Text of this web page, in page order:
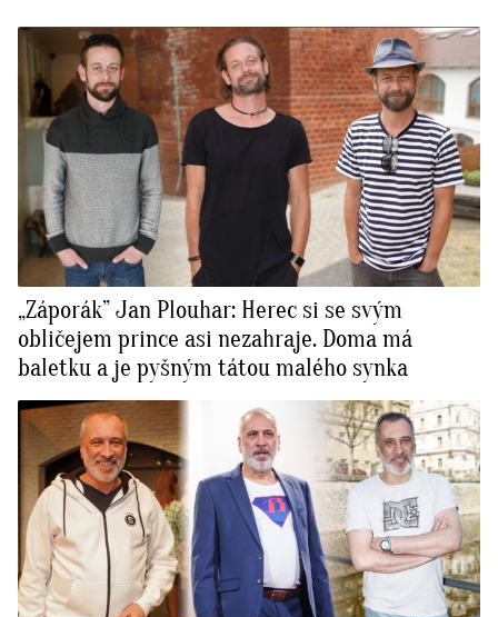
„Záporák” Jan Plouhar: Herec si se svým
obličejem prince asi nezahraje. Doma má
baletku a je pyšným tátou malého synka